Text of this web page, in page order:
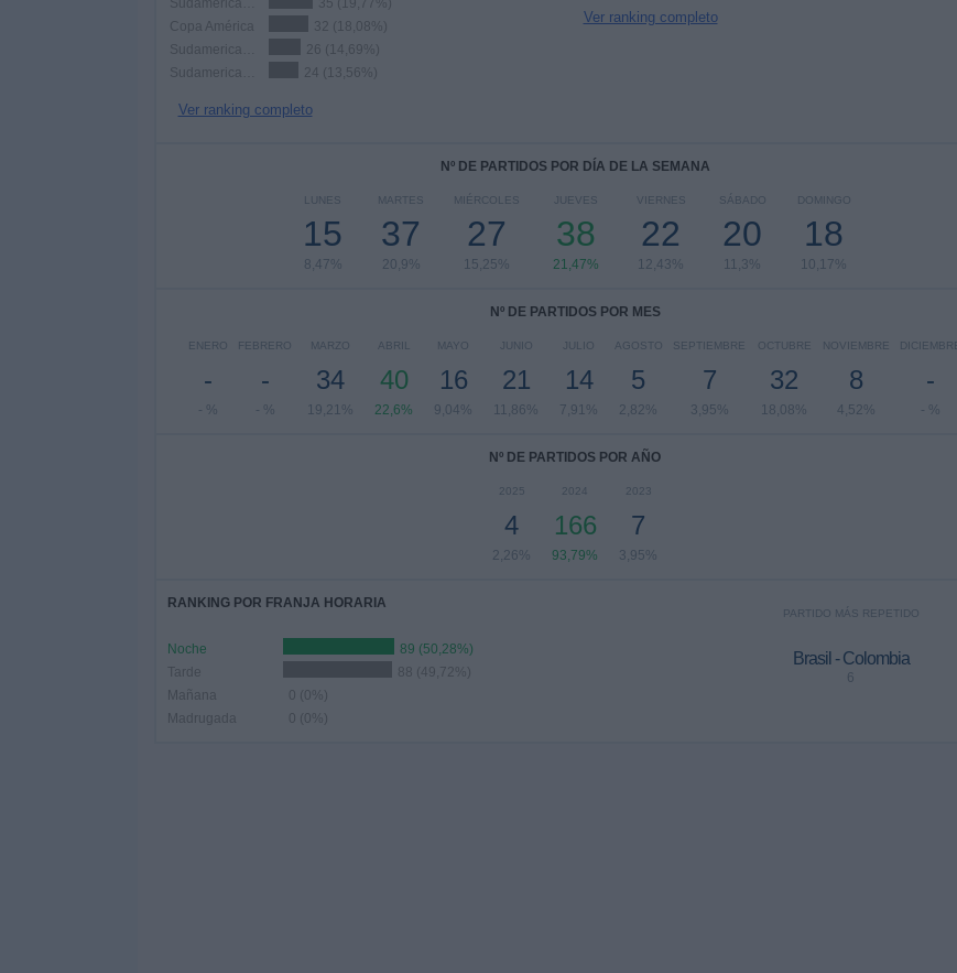
35 (19,77%)
Copa América
32 (18,08%)
26 (14,69%)
24 (13,56%)
Ver ranking completo
Ver ranking completo
Nº DE PARTIDOS POR DÍA DE LA SEMANA
LUNES
15
8,47%
MARTES
37
20,9%
MIÉRCOLES
27
15,25%
JUEVES
38
21,47%
VIERNES
22
12,43%
SÁBADO
20
11,3%
DOMINGO
18
10,17%
Nº DE PARTIDOS POR MES
ENERO
-
- %
FEBRERO
-
- %
MARZO
34
19,21%
ABRIL
40
22,6%
MAYO
16
9,04%
JUNIO
21
11,86%
JULIO
14
7,91%
AGOSTO
5
2,82%
SEPTIEMBRE
7
3,95%
OCTUBRE
32
18,08%
NOVIEMBRE
8
4,52%
DICIEMBRE
-
- %
Nº DE PARTIDOS POR AÑO
2025
4
2,26%
2024
166
93,79%
2023
7
3,95%
RANKING POR FRANJA HORARIA
Noche
89 (50,28%)
Tarde
88 (49,72%)
Mañana
0 (0%)
Madrugada
0 (0%)
PARTIDO MÁS REPETIDO
Brasil - Colombia
6